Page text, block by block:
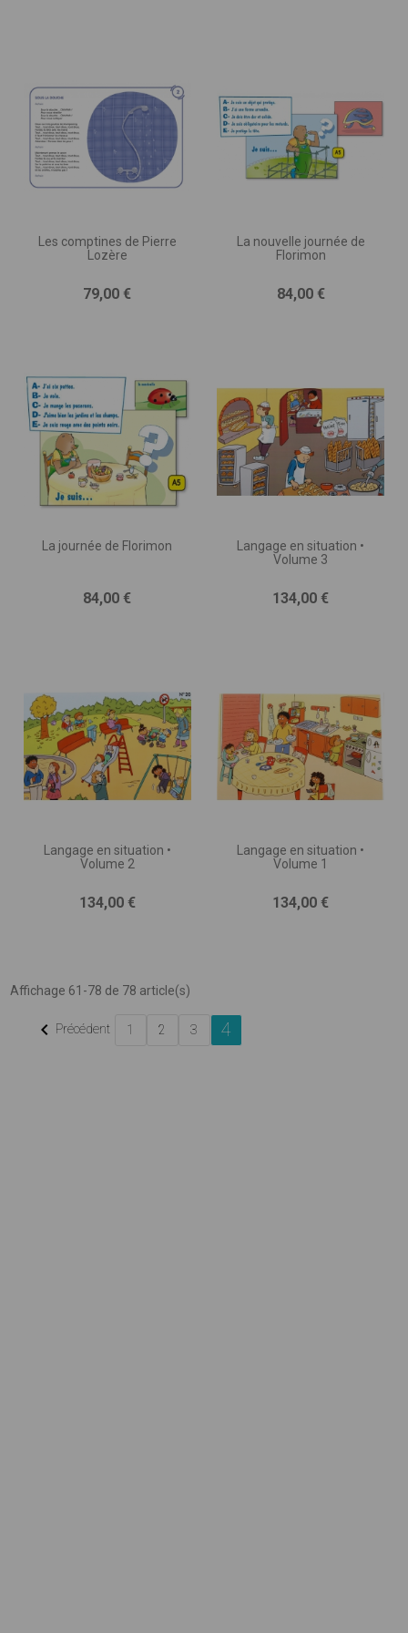
Les comptines de Pierre
Lozère
Prix
79,00 €
La nouvelle journée de
Florimon
Prix
84,00 €
La journée de Florimon
Prix
84,00 €
Langage en situation •
Volume 3
Prix
134,00 €
Langage en situation •
Volume 2
Prix
134,00 €
Langage en situation •
Volume 1
Prix
134,00 €
Affichage 61-78 de 78 article(s)
 Précédent 1 2 3 4